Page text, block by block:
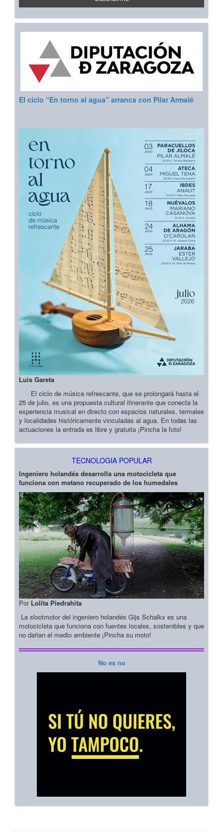
El ciclo “En torno al agua” arranca con Pilar Armalé
Luis Gareta
El ciclo de música refrescante, que se prolongará hasta el
25 de julio, es una propuesta cultural itinerante que conecta la
experiencia musical en directo con espacios naturales, termales
y localidades históricamente vinculadas al agua. En todas las
actuaciones la entrada es libre y gratuita ¡Pincha la foto!
TECNOLOGIA POPULAR
Ingeniero holandés desarrolla una motocicleta que
funciona con metano recuperado de los humedales
Por Lolita Piedrahita
La slootmotor del ingeniero holandés Gijs Schalkx es una
motocicleta que funciona con fuentes locales, sostenibles y que
no dañan el medio ambiente ¡Pincha su moto!
No es no